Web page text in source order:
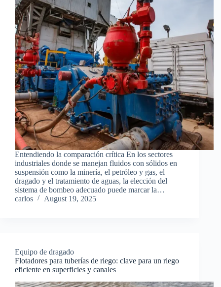
Entendiendo la comparación crítica En los sectores
industriales donde se manejan fluidos con sólidos en
suspensión como la minería, el petróleo y gas, el
dragado y el tratamiento de aguas, la elección del
sistema de bombeo adecuado puede marcar la…
carlos
August 19, 2025
Equipo de dragado
Flotadores para tuberías de riego: clave para un riego
eficiente en superficies y canales